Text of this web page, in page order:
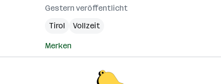
Gestern veröffentlicht
Tirol
Vollzeit
Merken